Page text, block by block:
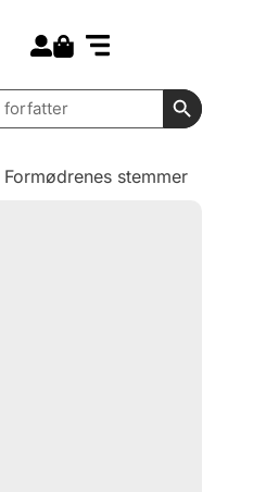
Search
Formødrenes stemmer